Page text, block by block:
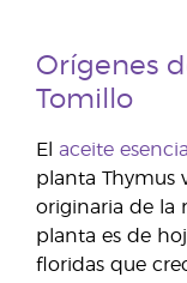
Orígenes
Tomillo
El aceite
planta Thymus
originaria de la
planta es de
floridas que